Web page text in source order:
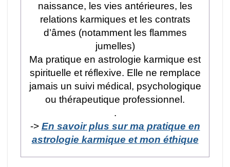
naissance, les vies antérieures, les
relations karmiques et les contrats
d’âmes (notamment les flammes
jumelles)
Ma pratique en astrologie karmique est
spirituelle et réflexive. Elle ne remplace
jamais un suivi médical, psychologique
ou thérapeutique professionnel.
.
-> En savoir plus sur ma pratique en
astrologie karmique et mon éthique